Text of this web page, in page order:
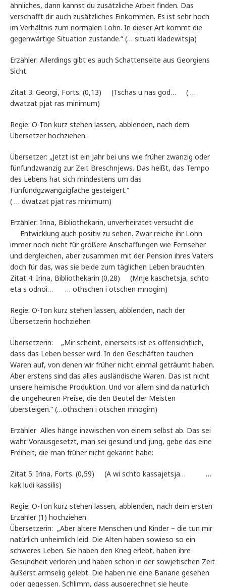
ähnliches, dann kannst du zusätzliche Arbeit finden. Das
verschafft dir auch zusätzliches Einkommen. Es ist sehr hoch
im Verhältnis zum normalen Lohn. In dieser Art kommt die
gegenwärtige Situation zustande.“ (… situati kladewitsja)
Erzähler: Allerdings gibt es auch Schattenseite aus Georgiens
Sicht:
Zitat 3: Georgi, Forts. (0,13) (Tschas u nas god… ( …
dwatzat pjat ras minimum)
Regie: O-Ton kurz stehen lassen, abblenden, nach dem
Übersetzer hochziehen.
Übersetzer: „Jetzt ist ein Jahr bei uns wie früher zwanzig oder
fünfundzwanzig zur Zeit Breschnjews. Das heißt, das Tempo
des Lebens hat sich mindestens um das
Fünfundgzwangzigfache gesteigert.“
( … dwatzat pjat ras minimum)
Erzähler: Irina, Bibliothekarin, unverheiratet versucht die
Entwicklung auch positiv zu sehen. Zwar reiche ihr Lohn
immer noch nicht für größere Anschaffungen wie Fernseher
und dergleichen, aber zusammen mit der Pension ihres Vaters
doch für das, was sie beide zum täglichen Leben brauchten.
Zitat 4: Irina, Bibliothekarin (0,28) (Mnje kaschetsja, schto
eta s odnoi… … othschen i otschen mnogim)
Regie: O-Ton kurz stehen lassen, abblenden, nach der
Übersetzerin hochziehen
Übersetzerin: „Mir scheint, einerseits ist es offensichtlich,
dass das Leben besser wird. In den Geschäften tauchen
Waren auf, von denen wir früher nicht einmal geträumt haben.
Aber erstens sind das alles ausländische Waren. Das ist nicht
unsere heimische Produktion. Und vor allem sind da natürlich
die ungeheuren Preise, die den Beutel der Meisten
übersteigen.“ (…othschen i otschen mnogim)
Erzähler Alles hänge inzwischen von einem selbst ab. Das sei
wahr. Vorausgesetzt, man sei gesund und jung, gebe das eine
Freiheit, die man früher nicht gekannt habe:
Zitat 5: Irina, Forts. (0,59) (A wi schto kassajetsja… …
kak ludi kassilis)
Regie: O-Ton kurz stehen lassen, abblenden, nach dem ersten
Erzähler (1) hochziehen
Übersetzerin: „Aber ältere Menschen und Kinder – die tun mir
natürlich unheimlich leid. Die Alten haben sowieso so ein
schweres Leben. Sie haben den Krieg erlebt, haben ihre
Gesundheit verloren und haben schon in der sowjetischen Zeit
äußerst armselig gelebt. Die haben nie eine Banane gesehen
oder gegessen. Schlimm, dass ausgerechnet sie heute